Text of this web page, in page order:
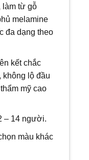
làm từ gỗ
melamine
đa dạng theo
kết chắc
không lộ đầu
mỹ cao
– 14 người.
màu khác